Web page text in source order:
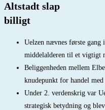
Altstadt slap
billigt
Uelzen nævnes første
middelalderen til et vigtigt
Beliggenheden mellem
knudepunkt for handel
Under 2. verdenskrig var
strategisk betydning og